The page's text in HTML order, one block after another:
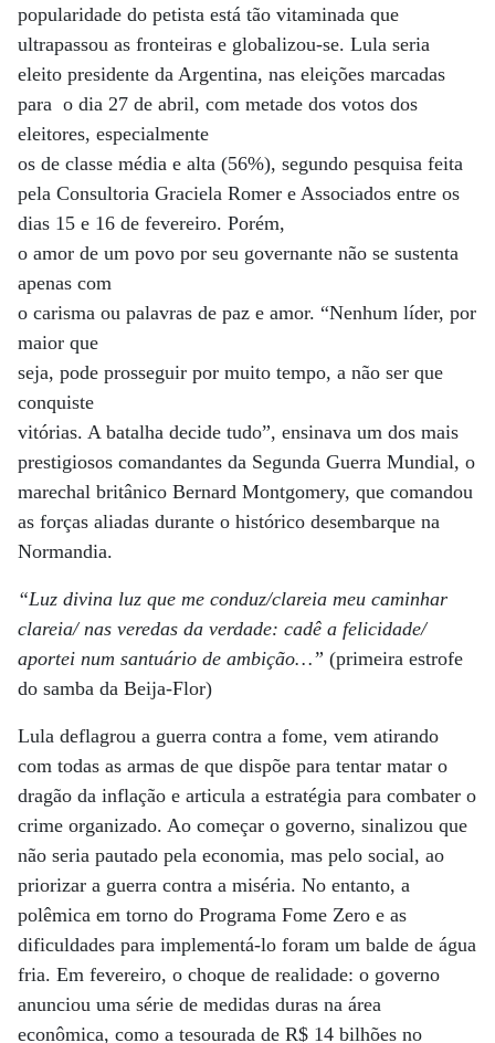
popularidade do petista está tão vitaminada que
ultrapassou as fronteiras e globalizou-se. Lula seria
eleito presidente da Argentina, nas eleições marcadas
para o dia 27 de abril, com metade dos votos dos
eleitores, especialmente
os de classe média e alta (56%), segundo pesquisa feita
pela Consultoria Graciela Romer e Associados entre os
dias 15 e 16 de fevereiro. Porém,
o amor de um povo por seu governante não se sustenta
apenas com
o carisma ou palavras de paz e amor. “Nenhum líder, por
maior que
seja, pode prosseguir por muito tempo, a não ser que
conquiste
vitórias. A batalha decide tudo”, ensinava um dos mais
prestigiosos comandantes da Segunda Guerra Mundial, o
marechal britânico Bernard Montgomery, que comandou
as forças aliadas durante o histórico desembarque na
Normandia.
“Luz divina luz que me conduz/clareia meu caminhar
clareia/ nas veredas da verdade: cadê a felicidade/
aportei num santuário de ambição…” (primeira estrofe
do samba da Beija-Flor)
Lula deflagrou a guerra contra a fome, vem atirando
com todas as armas de que dispõe para tentar matar o
dragão da inflação e articula a estratégia para combater o
crime organizado. Ao começar o governo, sinalizou que
não seria pautado pela economia, mas pelo social, ao
priorizar a guerra contra a miséria. No entanto, a
polêmica em torno do Programa Fome Zero e as
dificuldades para implementá-lo foram um balde de água
fria. Em fevereiro, o choque de realidade: o governo
anunciou uma série de medidas duras na área
econômica, como a tesourada de R$ 14 bilhões no